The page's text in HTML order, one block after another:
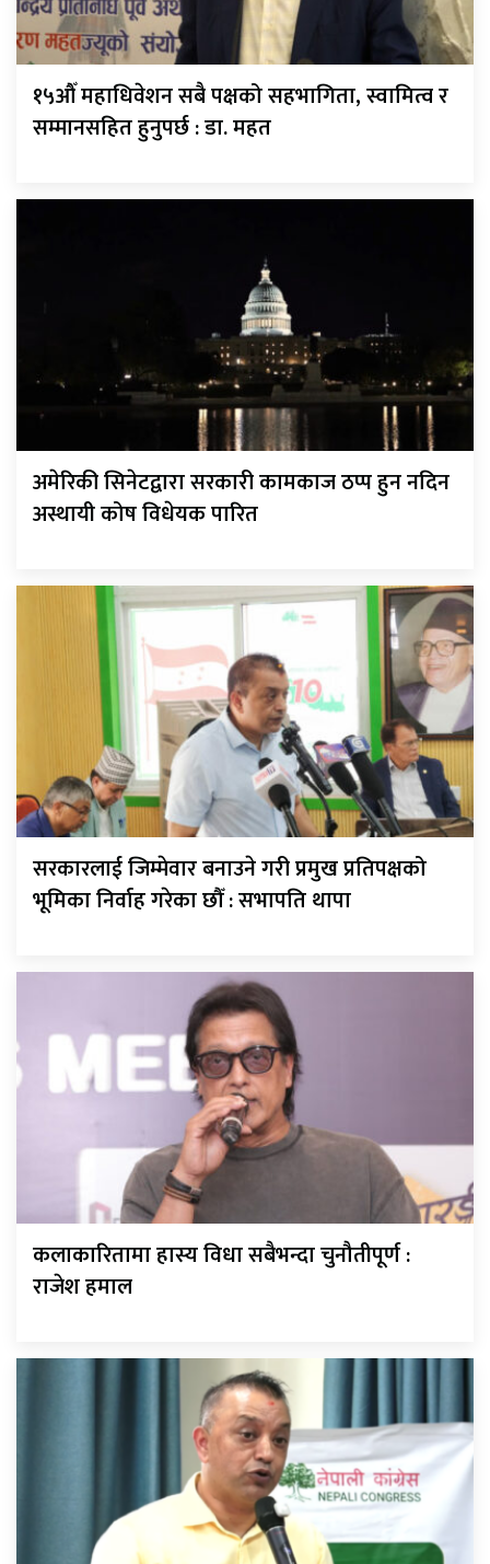
१५औँ महाधिवेशन सबै पक्षको सहभागिता, स्वामित्व र
सम्मानसहित हुनुपर्छ : डा. महत
अमेरिकी सिनेटद्वारा सरकारी कामकाज ठप्प हुन नदिन
अस्थायी कोष विधेयक पारित
सरकारलाई जिम्मेवार बनाउने गरी प्रमुख प्रतिपक्षको
भूमिका निर्वाह गरेका छौँ : सभापति थापा
कलाकारितामा हास्य विधा सबैभन्दा चुनौतीपूर्ण :
राजेश हमाल